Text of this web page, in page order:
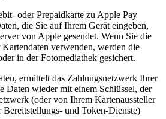
oder Prepaidkarte zu Apple Pay
die Sie auf Ihrem Gerät eingeben,
von Apple gesendet. Wenn Sie die
verwenden, werden die
in der Fotomediathek gesichert.
ermittelt das Zahlungsnetzwerk Ihrer
Daten wieder mit einem Schlüssel, der
(oder von Ihrem Kartenaussteller
und Token-Dienste)